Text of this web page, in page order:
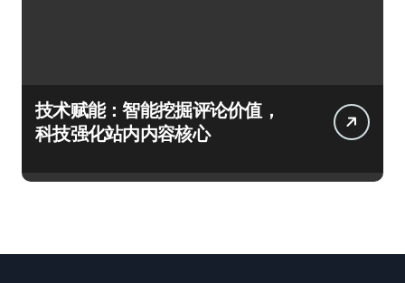
技术赋能：智能挖掘评论价值，
科技强化站内内容核心